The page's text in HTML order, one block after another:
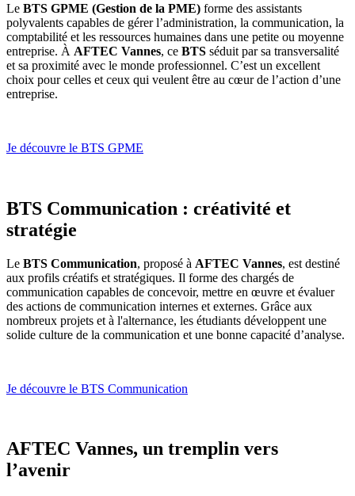
Le BTS GPME (Gestion de la PME) forme des assistants
polyvalents capables de gérer l’administration, la communication, la
comptabilité et les ressources humaines dans une petite ou moyenne
entreprise. À AFTEC Vannes, ce BTS séduit par sa transversalité
et sa proximité avec le monde professionnel. C’est un excellent
choix pour celles et ceux qui veulent être au cœur de l’action d’une
entreprise.
Je découvre le BTS GPME
BTS Communication : créativité et
stratégie
Le BTS Communication, proposé à AFTEC Vannes, est destiné
aux profils créatifs et stratégiques. Il forme des chargés de
communication capables de concevoir, mettre en œuvre et évaluer
des actions de communication internes et externes. Grâce aux
nombreux projets et à l'alternance, les étudiants développent une
solide culture de la communication et une bonne capacité d’analyse.
Je découvre le BTS Communication
AFTEC Vannes, un tremplin vers
l’avenir